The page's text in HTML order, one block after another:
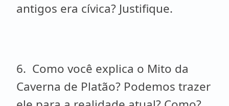
antigos era cívica? Justifique.
6. Como você explica o Mito da
Caverna de Platão? Podemos trazer